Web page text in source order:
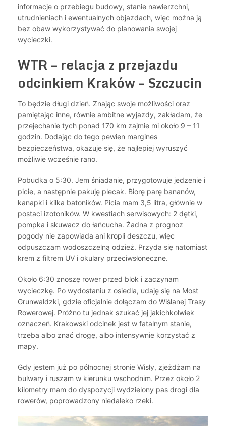
informacje o przebiegu budowy, stanie nawierzchni,
utrudnieniach i ewentualnych objazdach, więc można ją
bez obaw wykorzystywać do planowania swojej
wycieczki.
WTR – relacja z przejazdu
odcinkiem Kraków – Szczucin
To będzie długi dzień. Znając swoje możliwości oraz
pamiętając inne, równie ambitne wyjazdy, zakładam, że
przejechanie tych ponad 170 km zajmie mi około 9 – 11
godzin. Dodając do tego pewien margines
bezpieczeństwa, okazuje się, że najlepiej wyruszyć
możliwie wcześnie rano.
Pobudka o 5:30. Jem śniadanie, przygotowuje jedzenie i
picie, a następnie pakuję plecak. Biorę parę bananów,
kanapki i kilka batoników. Picia mam 3,5 litra, głównie w
postaci izotoników. W kwestiach serwisowych: 2 dętki,
pompka i skuwacz do łańcucha. Żadna z prognoz
pogody nie zapowiada ani kropli deszczu, więc
odpuszczam wodoszczelną odzież. Przyda się natomiast
krem z filtrem UV i okulary przeciwsłoneczne.
Około 6:30 znoszę rower przed blok i zaczynam
wycieczkę. Po wydostaniu z osiedla, udaję się na Most
Grunwaldzki, gdzie oficjalnie dołączam do Wiślanej Trasy
Rowerowej. Próżno tu jednak szukać jej jakichkolwiek
oznaczeń. Krakowski odcinek jest w fatalnym stanie,
trzeba albo znać drogę, albo intensywnie korzystać z
mapy.
Gdy jestem już po północnej stronie Wisły, zjeżdżam na
bulwary i ruszam w kierunku wschodnim. Przez około 2
kilometry mam do dyspozycji wydzielony pas drogi dla
rowerów, poprowadzony niedaleko rzeki.